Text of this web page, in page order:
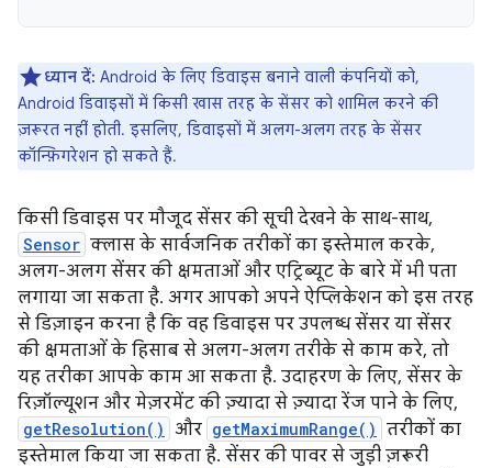
ध्यान दें: Android के लिए डिवाइस बनाने वाली कंपनियों को,
Android डिवाइसों में किसी खास तरह के सेंसर को शामिल करने की
ज़रूरत नहीं होती. इसलिए, डिवाइसों में अलग-अलग तरह के सेंसर
कॉन्फ़िगरेशन हो सकते हैं.
किसी डिवाइस पर मौजूद सेंसर की सूची देखने के साथ-साथ,
Sensor क्लास के सार्वजनिक तरीकों का इस्तेमाल करके,
अलग-अलग सेंसर की क्षमताओं और एट्रिब्यूट के बारे में भी पता
लगाया जा सकता है. अगर आपको अपने ऐप्लिकेशन को इस तरह
से डिज़ाइन करना है कि वह डिवाइस पर उपलब्ध सेंसर या सेंसर
की क्षमताओं के हिसाब से अलग-अलग तरीके से काम करे, तो
यह तरीका आपके काम आ सकता है. उदाहरण के लिए, सेंसर के
रिज़ॉल्यूशन और मेज़रमेंट की ज़्यादा से ज़्यादा रेंज पाने के लिए,
getResolution() और getMaximumRange() तरीकों का
इस्तेमाल किया जा सकता है. सेंसर की पावर से जुड़ी ज़रूरी